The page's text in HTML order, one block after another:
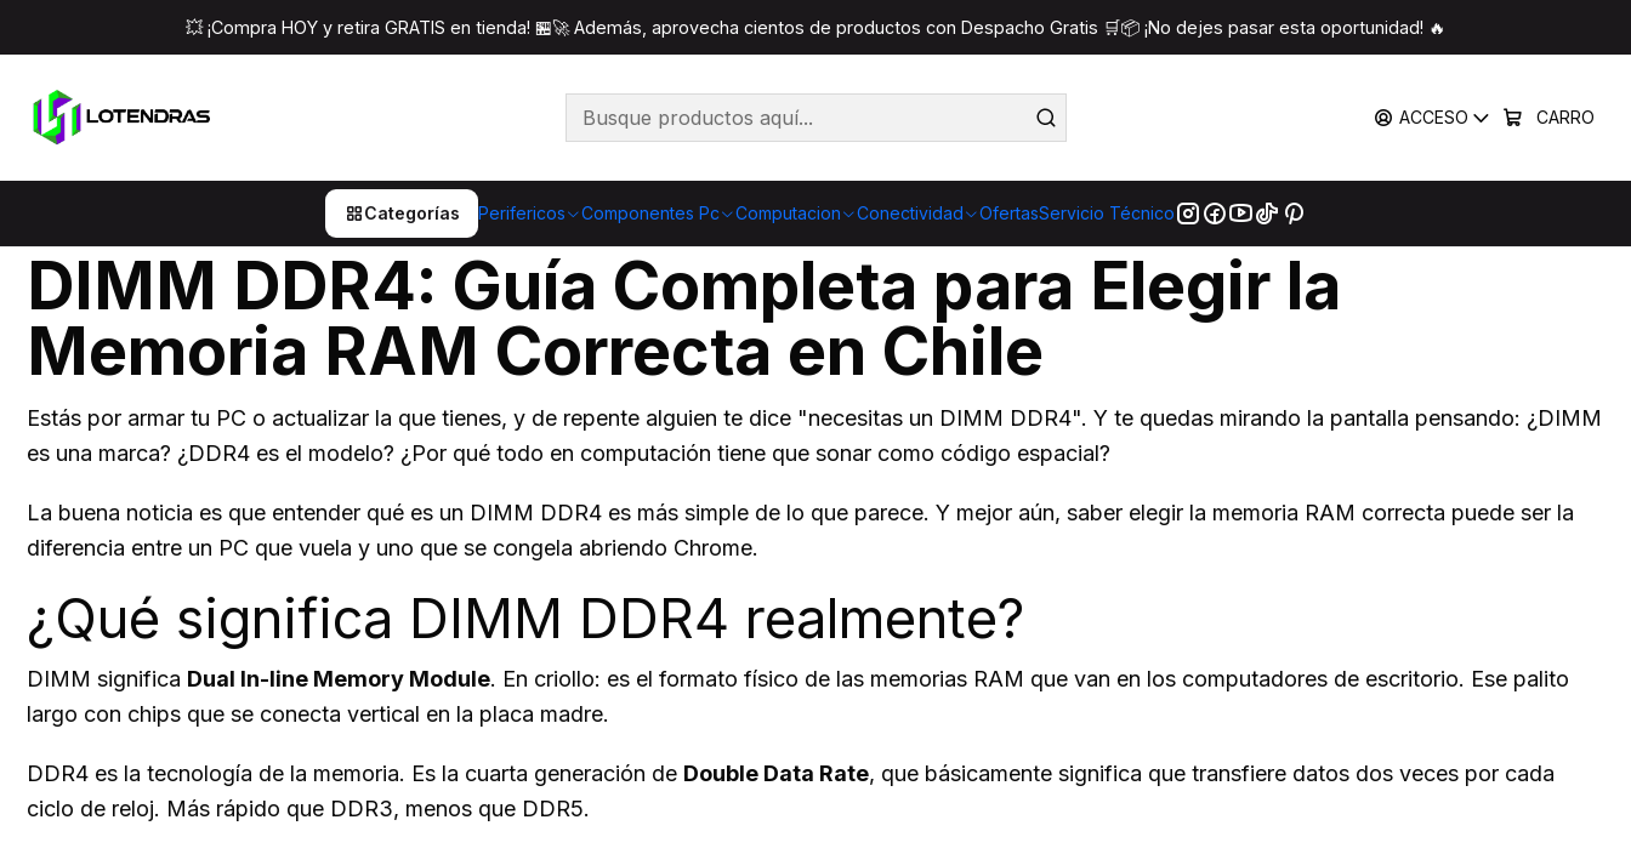
ACCESO CARRO
Categorías Perifericos Componentes Pc Computacion Conectividad OfertasServicio Técnico
💥 ¡Compra HOY y retira GRATIS en tienda! 🏪🚀 Además, aprovecha cientos de productos con Despacho Gratis 🛒📦 ¡No dejes pasar esta oportunidad! 🔥
Inicio Post DIMM DDR4: Guía Completa para Elegir la Memoria RAM Correcta en Chile
DIMM DDR4: Guía Completa para Elegir la Memoria RAM Correcta en Chile
DIMM DDR4: Guía Completa para Elegir la
Memoria RAM Correcta en Chile
Estás por armar tu PC o actualizar la que tienes, y de repente alguien te dice "necesitas un DIMM DDR4". Y te quedas mirando la pantalla pensando: ¿DIMM
es una marca? ¿DDR4 es el modelo? ¿Por qué todo en computación tiene que sonar como código espacial?
La buena noticia es que entender qué es un DIMM DDR4 es más simple de lo que parece. Y mejor aún, saber elegir la memoria RAM correcta puede ser la
diferencia entre un PC que vuela y uno que se congela abriendo Chrome.
¿Qué significa DIMM DDR4 realmente?
DIMM significa Dual In-line Memory Module. En criollo: es el formato físico de las memorias RAM que van en los computadores de escritorio. Ese palito
largo con chips que se conecta vertical en la placa madre.
DDR4 es la tecnología de la memoria. Es la cuarta generación de Double Data Rate, que básicamente significa que transfiere datos dos veces por cada
ciclo de reloj. Más rápido que DDR3, menos que DDR5.